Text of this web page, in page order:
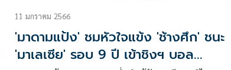
11 มกราคม 2566
'มาดามแป้ง' ชมหัวใจแข้ง 'ช้างศึก' ชนะ
'มาเลเซีย' รอบ 9 ปี เข้าชิงฯ บอล